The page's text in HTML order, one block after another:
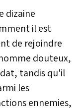
dizaine
il est
de rejoindre
douteux,
tandis qu'il
les
ennemies,